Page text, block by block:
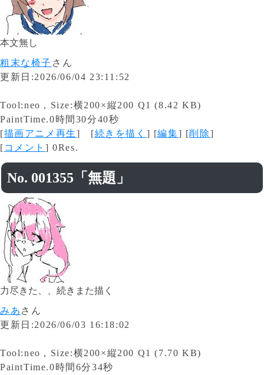
本文無し
粗末な椅子 さん
更新日:2026/06/04 23:11:52
Tool:neo , Size:横200×縦200 Q1 (8.42 KB)
PaintTime.0時間30分40秒
[描画アニメ再生] [続きを描く ] [編集] [削除]
[ コメント] 0Res.
No. 001355「無題」
力尽きた、、続きまた描く
みあ さん
更新日:2026/06/03 16:18:02
Tool:neo , Size:横200×縦200 Q1 (7.70 KB)
PaintTime.0時間6分34秒